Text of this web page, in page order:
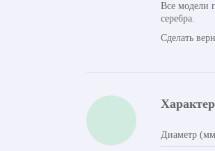
Все модели
серебра.
Сделать
Диаметр